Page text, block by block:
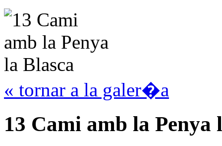
« tornar a la galer�a
13 Cami amb la Penya